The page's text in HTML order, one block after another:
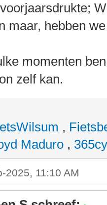
maar, hebben
momenten
zelf kan.
,
Maduro ,
2025, 11:10 AM